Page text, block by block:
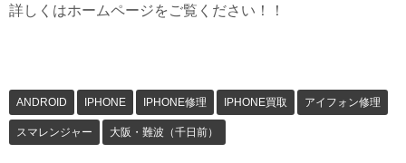
詳しくはホームページをご覧ください！！
ANDROID IPHONE IPHONE修理 IPHONE買取 アイフォン修理
スマレンジャー 大阪・難波（千日前）